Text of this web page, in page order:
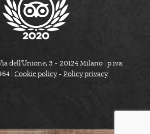
dell'Unione, 3 - 20124 Milano | p.iva:
| Cookie policy- Policy privacy